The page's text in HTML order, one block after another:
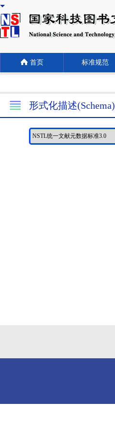
首页 标准规范
形式化描述(Schema)